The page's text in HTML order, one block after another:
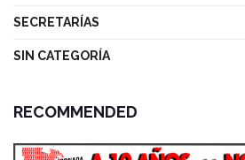
SECRETARÍAS
SIN CATEGORÍA
RECOMMENDED